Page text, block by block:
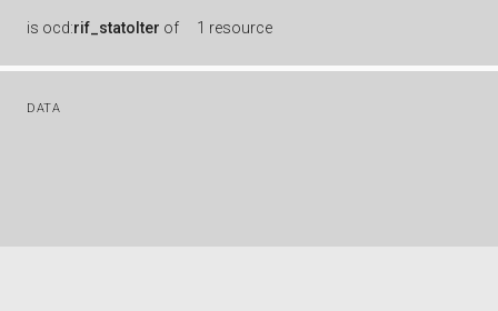
is ocd:rif_statoIter of 1 resource
DATA